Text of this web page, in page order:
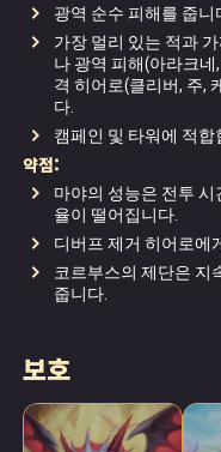
광역 순수 피해를 줍니
가장 멀리 있는 적과
나 광역 피해(아라크
격 히어로(클리버, 주,
다.
캠페인 및 타워에 적합
약점:
마야의 성능은 전투
율이 떨어집니다.
디버프 제거 히어로에
코르부스의 제단은 지
줍니다.
보호